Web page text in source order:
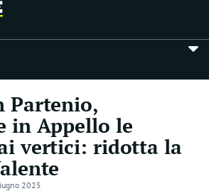
Partenio,
in Appello le
vertici: ridotta la
2025